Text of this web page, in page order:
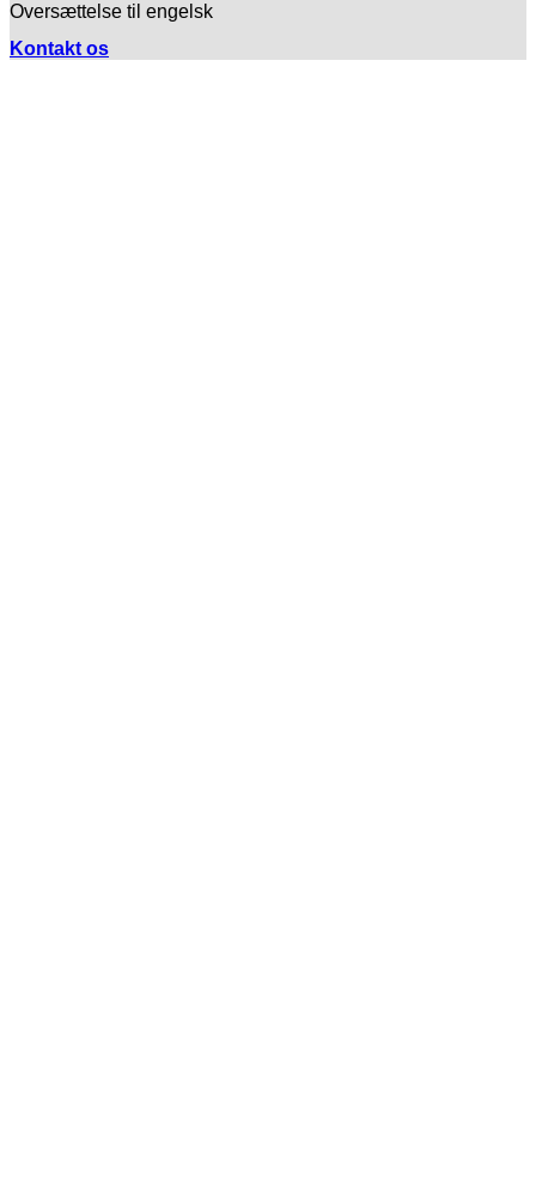
Oversættelse til engelsk
Kontakt os